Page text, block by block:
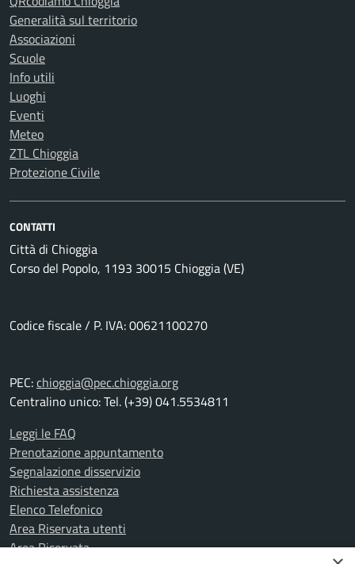
Generalità sul territorio
Associazioni
Scuole
Info utili
Luoghi
Eventi
Meteo
ZTL Chioggia
Protezione Civile
CONTATTI
Città di Chioggia
Corso del Popolo, 1193 30015 Chioggia (VE)
Codice fiscale / P. IVA: 00621100270
PEC:chioggia@pec.chioggia.org
Centralino unico: Tel. (+39) 041.5534811
Leggi le FAQ
Prenotazione appuntamento
Segnalazione disservizio
Richiesta assistenza
Elenco Telefonico
Area Riservata utenti
Area Riservata